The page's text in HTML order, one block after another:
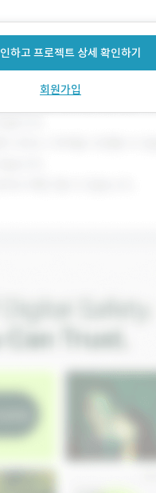
하고 프로젝트 상세 확인하기
회원가입